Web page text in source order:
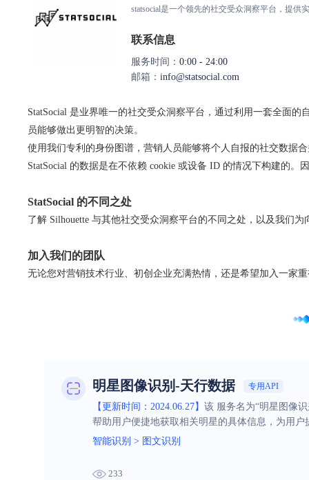
statsocial是一个领先的社交受众洞察平台，提
联系信息
服务时间： 0:00 - 24:00
邮箱： info@st​​atsocial.com
StatSocial 是业界唯一的社交受众洞察平台，通过利用一套全面
员能够做出更明智的决策。
使用我们专利的身份图谱，营销人员能够将个人自报的社交数据
StatSocial 的数据是在不依赖 cookie 或设备 ID 的情况下构建的
StatSocial 的不同之处
了解 Silhouette 与其他社交受众洞察平台的不同之处，以及我们
加入我们的团队
无论您对营销技术行业、初创企业充满热情，还是希望加入一家
明星图像识别-天行数据 专用API
【更新时间：2024.06.27】 该 服务名为“明星图像
帮助用户便捷地获取相关明星的具体信息，为用
智能识别 > 图文识别
233